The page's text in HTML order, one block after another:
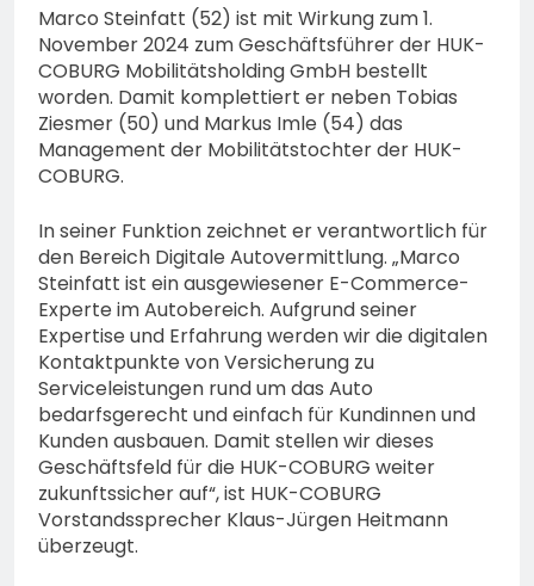
Marco Steinfatt (52) ist mit Wirkung zum 1.
November 2024 zum Geschäftsführer der HUK-
COBURG Mobilitätsholding GmbH bestellt
worden. Damit komplettiert er neben Tobias
Ziesmer (50) und Markus Imle (54) das
Management der Mobilitätstochter der HUK-
COBURG.
In seiner Funktion zeichnet er verantwortlich für
den Bereich Digitale Autovermittlung. „Marco
Steinfatt ist ein ausgewiesener E-Commerce-
Experte im Autobereich. Aufgrund seiner
Expertise und Erfahrung werden wir die digitalen
Kontaktpunkte von Versicherung zu
Serviceleistungen rund um das Auto
bedarfsgerecht und einfach für Kundinnen und
Kunden ausbauen. Damit stellen wir dieses
Geschäftsfeld für die HUK-COBURG weiter
zukunftssicher auf“, ist HUK-COBURG
Vorstandssprecher Klaus-Jürgen Heitmann
überzeugt.